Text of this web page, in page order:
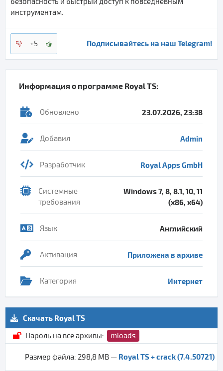
инструментам.
+5 Подписывайтесь на наш Telegram!
Информация о программе Royal TS:
Обновлено 23.07.2026, 23:38
Добавил Admin
Разработчик Royal Apps GmbH
Системные
требования
Windows 7, 8, 8.1, 10, 11
(x86, x64)
Язык Английский
Активация Приложена в архиве
Категория Интернет
Скачать Royal TS
Пароль на все архивы:
mloads
Размер файла: 298,8 MB — Royal TS + crack (7.4.50721)